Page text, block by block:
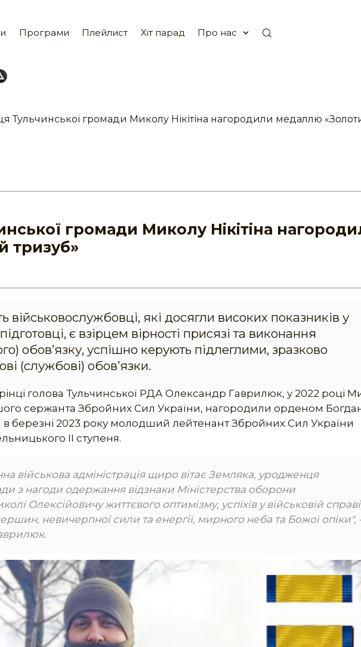
Програми Плейлист Хіт парад Про нас
Тульчинської громади Миколу Нікітіна нагородили медаллю
громади Миколу Нікітіна
тризуб»
військовослужбовці, які досягли високих показників у
є взірцем вірності присязі та виконання
обов’язку, успішно керують підлеглими, зразково
(службові) обов’язки.
голова Тульчинської РДА Олександр Гаврилюк, у 2022 році
сержанта Збройних Сил України, нагородили орденом
в березні 2023 року молодший лейтенант Збройних Сил України
ІІ ступеня.
військова адміністрація щиро вітає Земляка, уродженця
з нагоди одержання відзнаки Міністерства оборони
Олексійовичу життєвого оптимізму, успіхів у військовій
невичерпної сили та енергії, мирного неба та Божої опіки",